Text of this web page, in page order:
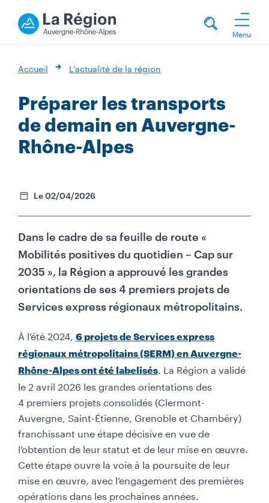
Menu
Accueil L'actualité de la région
Préparer les transports
de demain en Auvergne-
Rhône-Alpes
Le 02/04/2026
Dans le cadre de sa feuille de route «
Mobilités positives du quotidien – Cap sur
2035 », la Région a approuvé les grandes
orientations de ses 4 premiers projets de
Services express régionaux métropolitains.
À l’été 2024, 6 projets de Services express
régionaux métropolitains (SERM) en Auvergne-
Rhône-Alpes ont été labelisés. La Région a validé
le 2 avril 2026 les grandes orientations des
4 premiers projets consolidés (Clermont-
Auvergne, Saint-Étienne, Grenoble et Chambéry)
franchissant une étape décisive en vue de
l’obtention de leur statut et de leur mise en œuvre.
Cette étape ouvre la voie à la poursuite de leur
mise en œuvre, avec l’engagement des premières
opérations dans les prochaines années.